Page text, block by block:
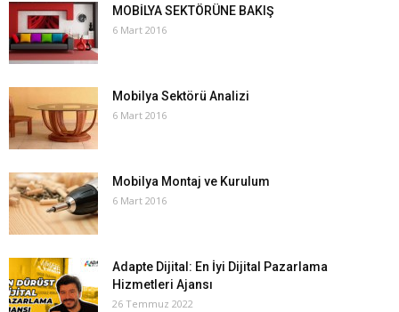
MOBİLYA SEKTÖRÜNE BAKIŞ
6 Mart 2016
Mobilya Sektörü Analizi
6 Mart 2016
Mobilya Montaj ve Kurulum
6 Mart 2016
Adapte Dijital: En İyi Dijital Pazarlama
Hizmetleri Ajansı
26 Temmuz 2022